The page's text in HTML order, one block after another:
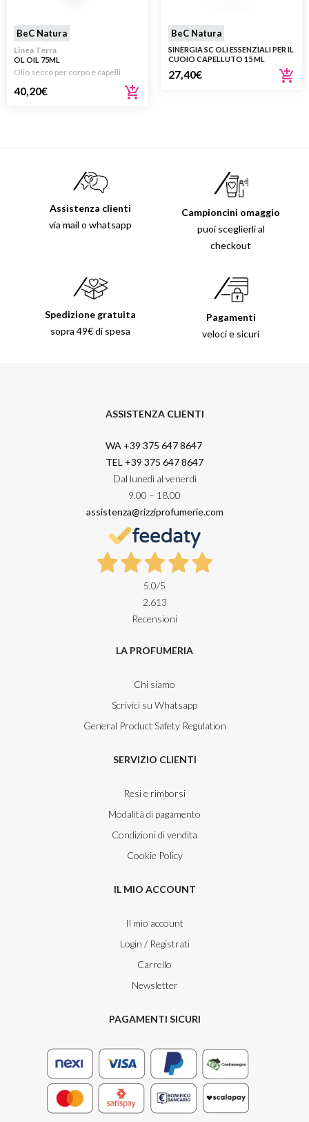
BeC Natura
Linea Terra
OL OIL 75ML
Olio secco per corpo e capelli
40,20€
BeC Natura
SINERGIA SC OLI ESSENZIALI PER IL
CUOIO CAPELLUTO 15 ML
27,40€
Assistenza clienti
via mail o whatsapp
Campioncini omaggio
puoi sceglierli al
checkout
Spedizione gratuita
sopra 49€ di spesa
Pagamenti
veloci e sicuri
ASSISTENZA CLIENTI
WA +39 375 647 8647
TEL +39 375 647 8647
Dal lunedì al venerdì
9.00 – 18.00
assistenza@rizziprofumerie.com
5,0/5
2.613
Recensioni
LA PROFUMERIA
Chi siamo
Scrivici su Whatsapp
General Product Safety Regulation
SERVIZIO CLIENTI
Resi e rimborsi
Modalità di pagamento
Condizioni di vendita
Cookie Policy
IL MIO ACCOUNT
Il mio account
Login / Registrati
Carrello
Newsletter
PAGAMENTI SICURI